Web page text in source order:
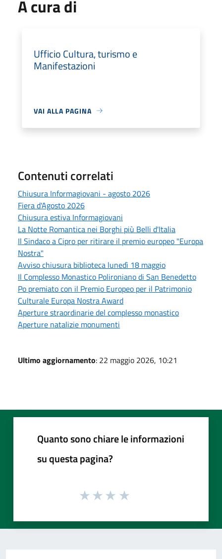
A cura di
Ufficio Cultura, turismo e
Manifestazioni
VAI ALLA PAGINA
Contenuti correlati
Chiusura Informagiovani - agosto 2026
Fiera d'Agosto 2026
Chiusura estiva Informagiovani
La Notte Romantica nei Borghi più Belli d'Italia
Il Sindaco a Cipro per ritirare il premio europeo "Europa
Nostra"
Avviso chiusura biblioteca lunedì 18 maggio
Il Complesso Monastico Polironiano di San Benedetto
Po premiato con il Premio Europeo per il Patrimonio
Culturale Europa Nostra Award
Aperture straordinarie del complesso monastico
Aperture natalizie monumenti
Ultimo aggiornamento: 22 maggio 2026, 10:21
Quanto sono chiare le informazioni
su questa pagina?